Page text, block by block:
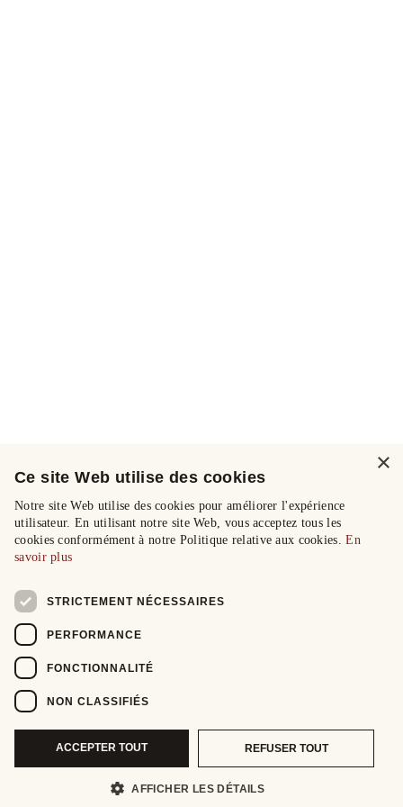
×
Ce site Web utilise des cookies
Notre site Web utilise des cookies pour améliorer l'expérience
utilisateur. En utilisant notre site Web, vous acceptez tous les
cookies conformément à notre Politique relative aux cookies.En
savoir plus
STRICTEMENT NÉCESSAIRES
PERFORMANCE
FONCTIONNALITÉ
NON CLASSIFIÉS
ACCEPTER TOUT REFUSER TOUT
AFFICHER LES DÉTAILS